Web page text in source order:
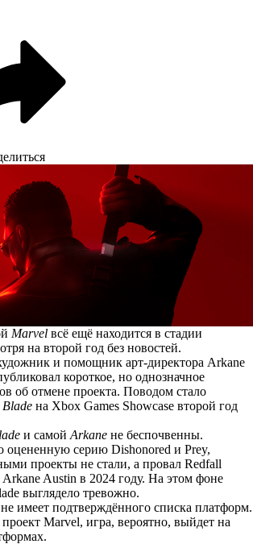
Marvel всё ещё находится в стадии
на второй год без новостей.
и помощник арт-директора Arkane
короткое, но однозначное
об отмене проекта. Поводом стало
на Xbox Games Showcase второй год
и самой Arkane не беспочвенны.
оцененную серию Dishonored и Prey,
проекты не стали, а провал Redfall
Austin в 2024 году. На этом фоне
выглядело тревожно.
имеет подтверждённого списка платформ.
Marvel, игра, вероятно, выйдет на